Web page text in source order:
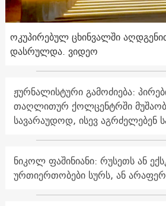
ოკუპირებულ ცხინვალში
დასრულდა. ვიდეო
ჟურნალისტური გამოძიება:
თაღლითურ ქოლცენტრში
სავარაუდოდ, ისევ აგრძელებენ
ნიკოლ ფაშინიანი: რუსეთს ან
ურთიერთობები სურს, ან